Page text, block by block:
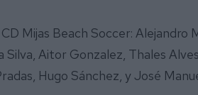
Mijas Beach Soccer: Alejandro
Silva, Aitor Gonzalez, Thales
Hugo Sánchez, y José